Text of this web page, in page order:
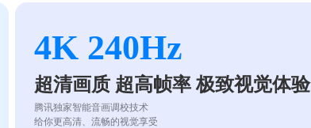
4K 240Hz
超清画质 超高帧率 极致视觉体验
腾讯独家智能音画调校技术
给你更高清、流畅的视觉享受